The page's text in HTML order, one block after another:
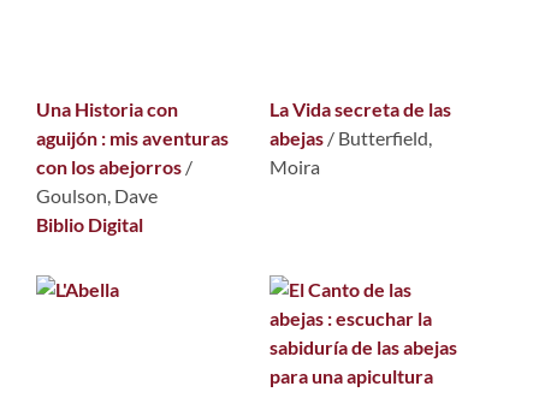
Una Historia con
aguijón : mis aventuras
con los abejorros /
Goulson, Dave
Biblio Digital
La Vida secreta de las
abejas / Butterfield,
Moira